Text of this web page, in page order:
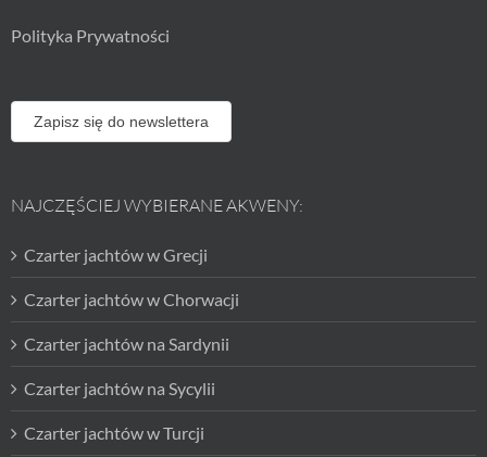
Polityka Prywatności
Zapisz się do newslettera
NAJCZĘŚCIEJ WYBIERANE AKWENY:
Czarter jachtów w Grecji
Czarter jachtów w Chorwacji
Czarter jachtów na Sardynii
Czarter jachtów na Sycylii
Czarter jachtów w Turcji